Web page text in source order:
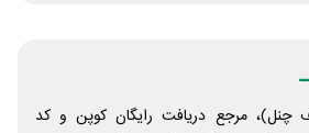
چنل)، مرجع دریافت رایگان کوپن و کد